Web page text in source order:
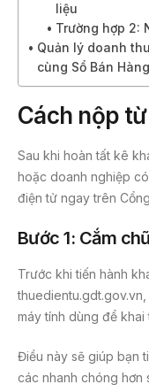
liệu
Trường hợp 2:
Quản lý doanh
cùng Sổ Bán Hàng
Cách nộp
Sau khi hoàn tất kê
hoặc doanh nghiệp
điện tử ngay trên
Bước 1: Cắm
Trước khi tiến hành
máy tính dùng để khai
Điều này sẽ giúp bạn
các nhanh chóng hơn